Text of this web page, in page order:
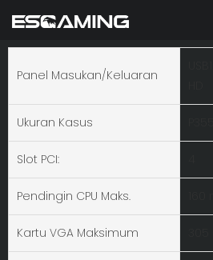
Panel Masukan/Keluaran
Ukuran Kasus
Slot PCI:
Pendingin CPU Maks.
Kartu VGA Maksimum